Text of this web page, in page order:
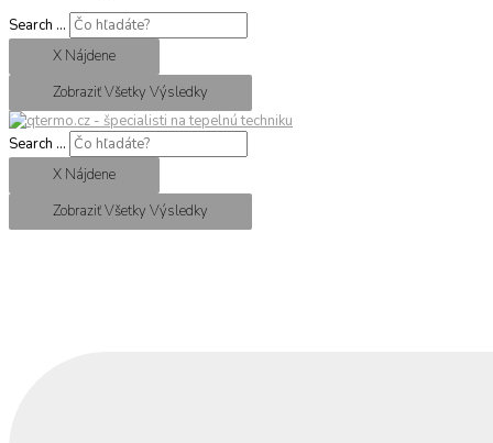
Search ...
X Nájdene
Zobraziť Všetky Výsledky
Search ...
X Nájdene
Zobraziť Všetky Výsledky